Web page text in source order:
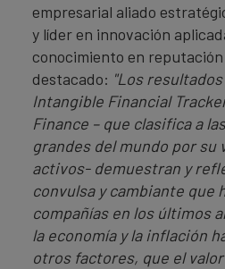
empresarial aliado
y líder en innovación
conocimiento en
destacado: "Los
Intangible Financial
Finance – que clasifica a
grandes del mundo por su
activos- demuestran y
convulsa y cambiante que
compañías en los últimos
la economía y la inflación
otros factores, que el